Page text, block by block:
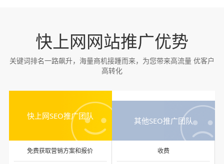
快上网网站推广优势
关键词排名一路飙升，海量商机接踵而来，为您带来高流量 优客户
高转化
快上网SEO推广团队
免费获取营销方案和报价
其他SEO推广团队
收费